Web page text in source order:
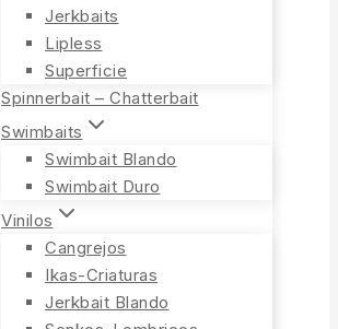
Jerkbaits
Lipless
Superficie
Spinnerbait – Chatterbait
Swimbaits
Swimbait Blando
Swimbait Duro
Vinilos
Cangrejos
Ikas-Criaturas
Jerkbait Blando